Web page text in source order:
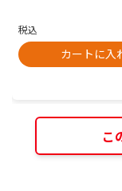
税込
カートに入
こ